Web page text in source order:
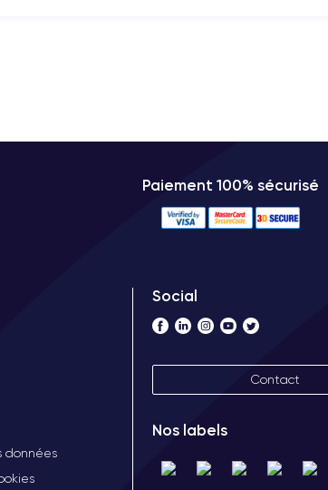
Paiement 100% sécurisé
données
Social
Contact
Nos labels